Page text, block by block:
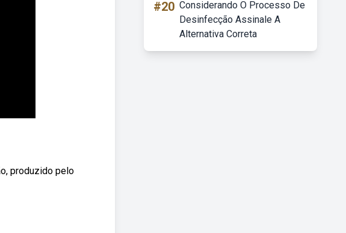
produzido pelo
#20 Considerando O Processo De
Desinfecção Assinale A
Alternativa Correta